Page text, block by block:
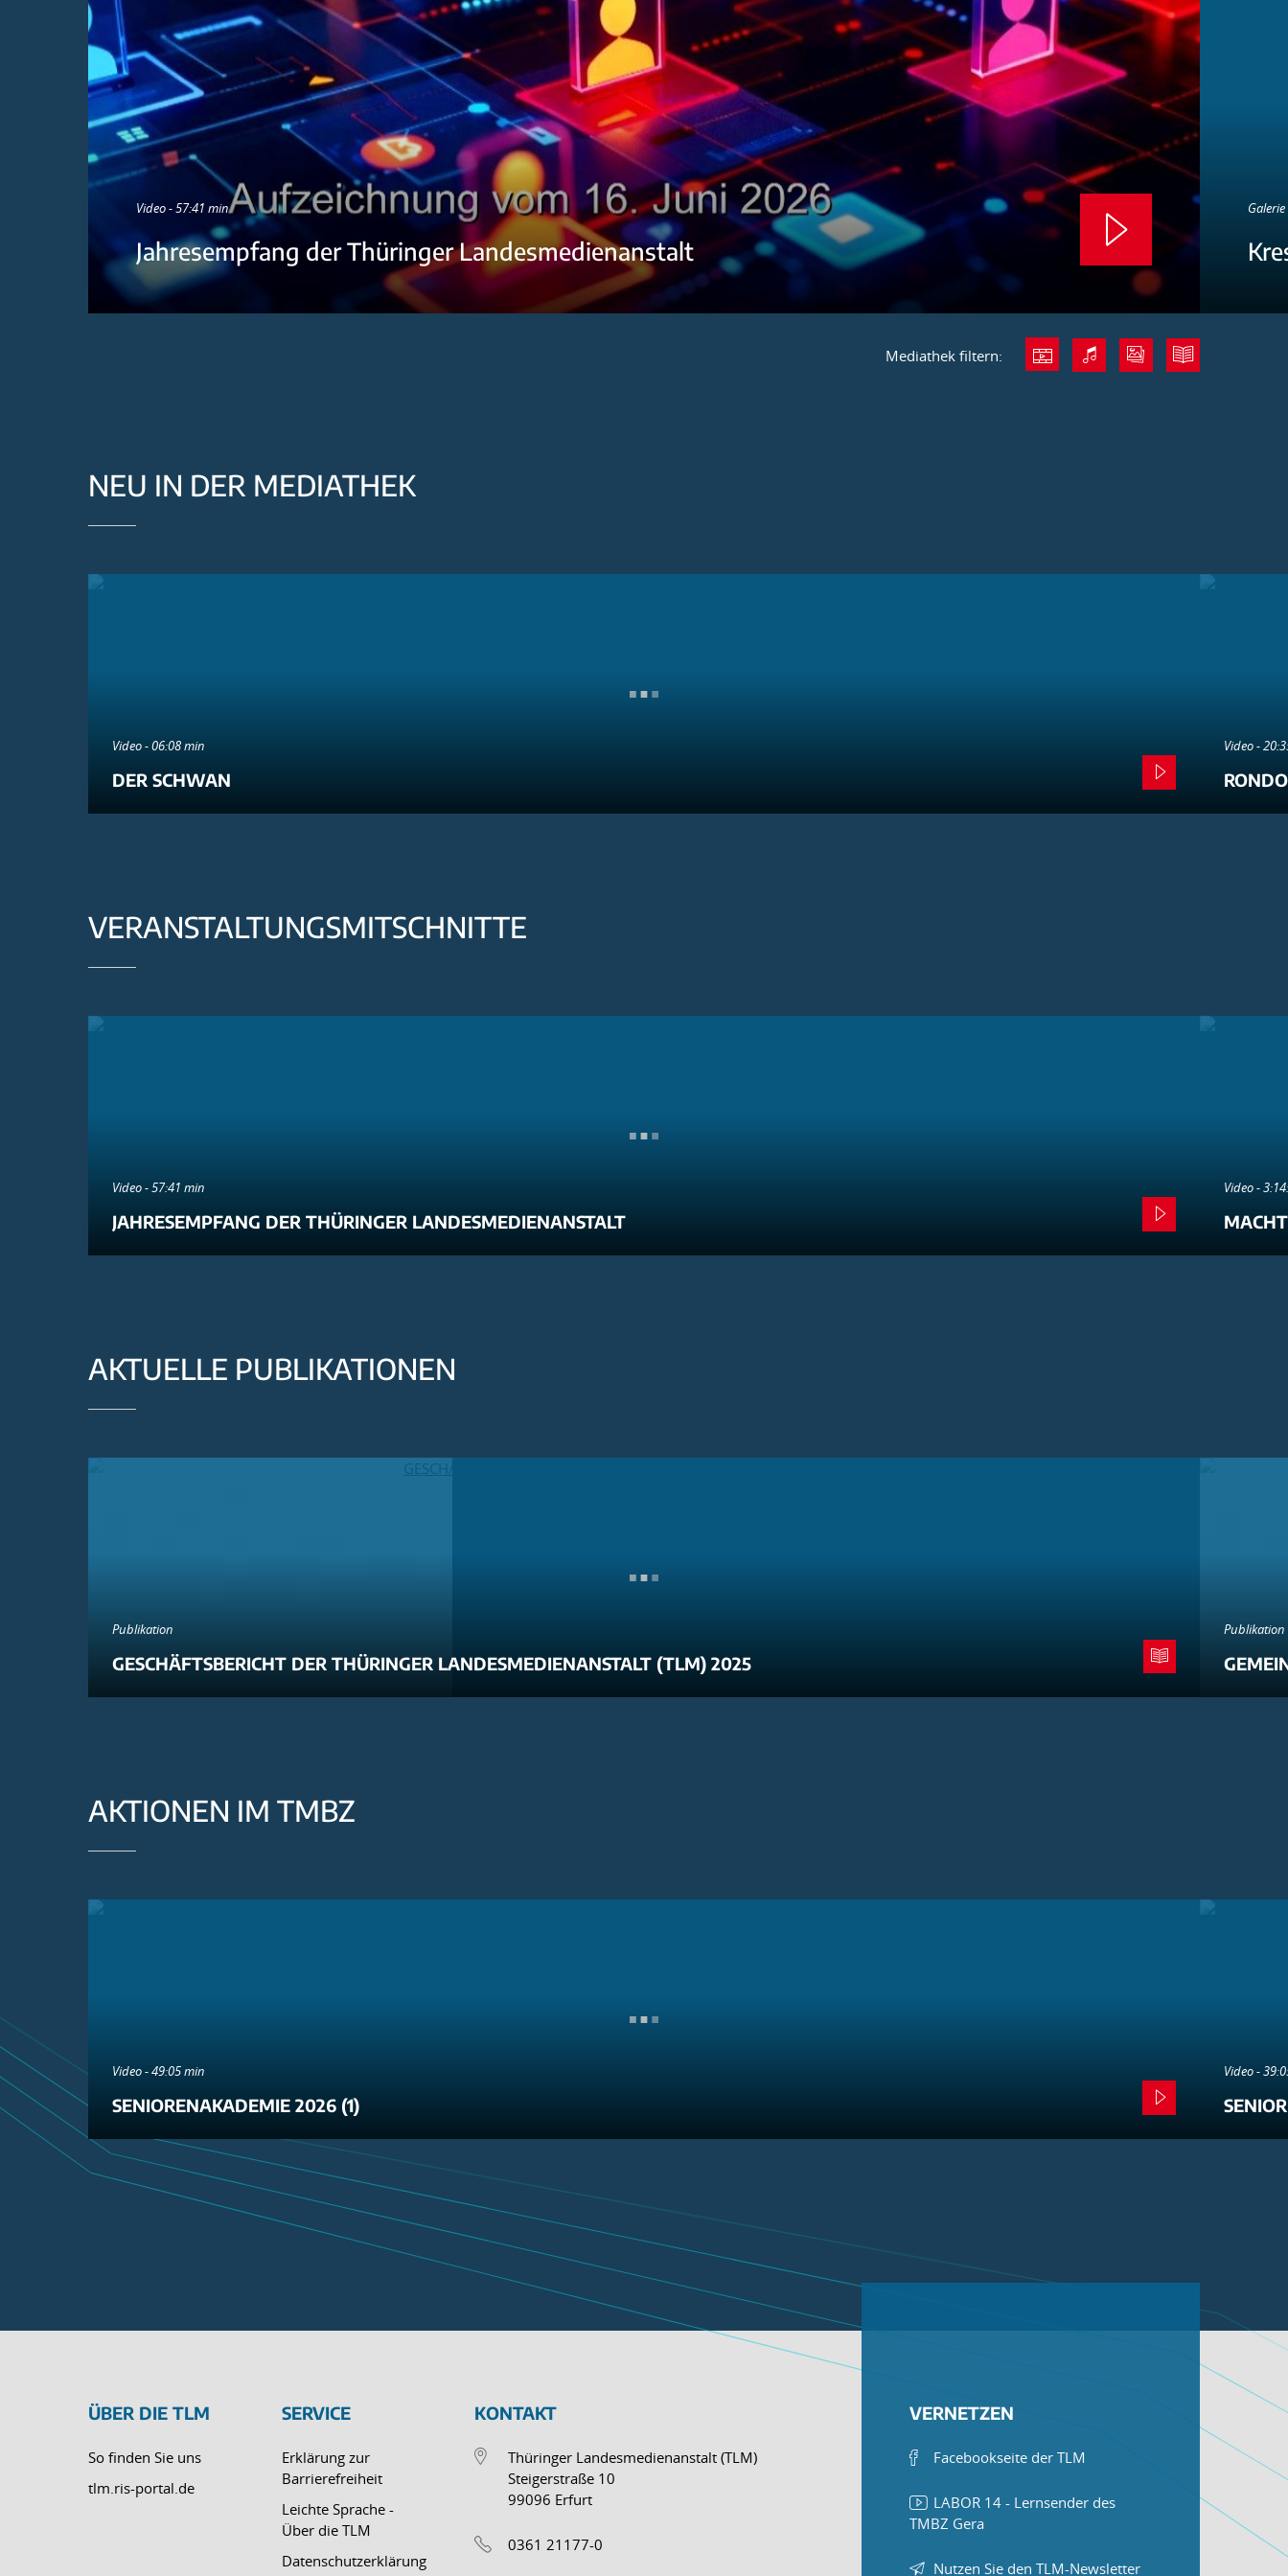
Video - 57:41 min
Jahresempfang der Thüringer Landesmedienanstalt
Mediathek filtern:
NEU IN DER MEDIATHEK
Video - 06:08 min
DER SCHWAN
Video -
VERANSTALTUNGSMITSCHNITTE
Video - 57:41 min
JAHRESEMPFANG DER THÜRINGER LANDESMEDIENANSTALT
Video -
AKTUELLE PUBLIKATIONEN
Publikation
GESCHÄFTSBERICHT DER THÜRINGER LANDESMEDIENANSTALT (TLM) 2025
Publikation
AKTIONEN IM TMBZ
Video - 49:05 min
SENIORENAKADEMIE 2026 (1)
Video -
ÜBER DIE TLM
So finden Sie uns
tlm.ris-portal.de
SERVICE
Erklärung zur
Barrierefreiheit
Leichte Sprache -
Über die TLM
Datenschutzerklärung
KONTAKT
Thüringer Landesmedienanstalt (TLM)
Steigerstraße 10
99096 Erfurt
0361 21177-0
VERNETZEN
Facebookseite der TLM
LABOR 14 - Lernsender des
TMBZ Gera
Nutzen Sie den TLM-Newsletter